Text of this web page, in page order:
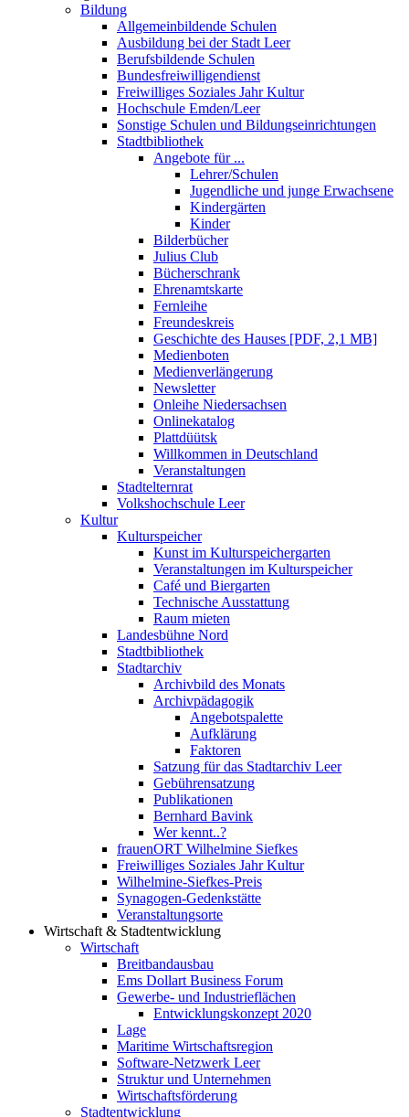
Bildung
Allgemeinbildende Schulen
Ausbildung bei der Stadt Leer
Berufsbildende Schulen
Bundesfreiwilligendienst
Freiwilliges Soziales Jahr Kultur
Hochschule Emden/Leer
Sonstige Schulen und Bildungseinrichtungen
Stadtbibliothek
Angebote für ...
Lehrer/Schulen
Jugendliche und junge Erwachsene
Kindergärten
Kinder
Bilderbücher
Julius Club
Bücherschrank
Ehrenamtskarte
Fernleihe
Freundeskreis
Geschichte des Hauses [PDF, 2,1 MB]
Medienboten
Medienverlängerung
Newsletter
Onleihe Niedersachsen
Onlinekatalog
Plattdüütsk
Willkommen in Deutschland
Veranstaltungen
Stadtelternrat
Volkshochschule Leer
Kultur
Kulturspeicher
Kunst im Kulturspeichergarten
Veranstaltungen im Kulturspeicher
Café und Biergarten
Technische Ausstattung
Raum mieten
Landesbühne Nord
Stadtbibliothek
Stadtarchiv
Archivbild des Monats
Archivpädagogik
Angebotspalette
Aufklärung
Faktoren
Satzung für das Stadtarchiv Leer
Gebührensatzung
Publikationen
Bernhard Bavink
Wer kennt..?
frauenORT Wilhelmine Siefkes
Freiwilliges Soziales Jahr Kultur
Wilhelmine-Siefkes-Preis
Synagogen-Gedenkstätte
Veranstaltungsorte
Wirtschaft & Stadtentwicklung
Wirtschaft
Breitbandausbau
Ems Dollart Business Forum
Gewerbe- und Industrieflächen
Entwicklungskonzept 2020
Lage
Maritime Wirtschaftsregion
Software-Netzwerk Leer
Struktur und Unternehmen
Wirtschaftsförderung
Stadtentwicklung